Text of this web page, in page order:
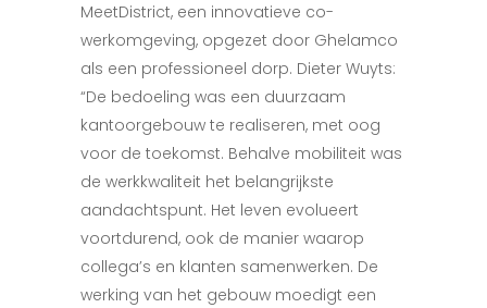
MeetDistrict, een innovatieve co-
werkomgeving, opgezet door Ghelamco
als een professioneel dorp. Dieter Wuyts:
“De bedoeling was een duurzaam
kantoorgebouw te realiseren, met oog
voor de toekomst. Behalve mobiliteit was
de werkkwaliteit het belangrijkste
aandachtspunt. Het leven evolueert
voortdurend, ook de manier waarop
collega’s en klanten samenwerken. De
werking van het gebouw moedigt een